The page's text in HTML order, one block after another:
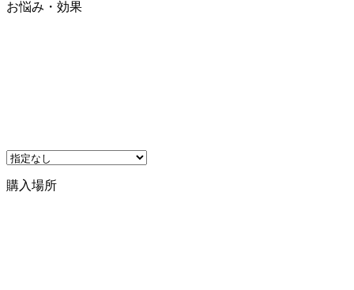
お悩み・効果
購入場所